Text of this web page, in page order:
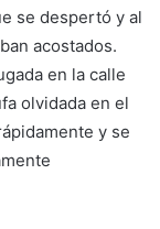
se despertó y al
acostados.
en la calle
olvidada en el
y se